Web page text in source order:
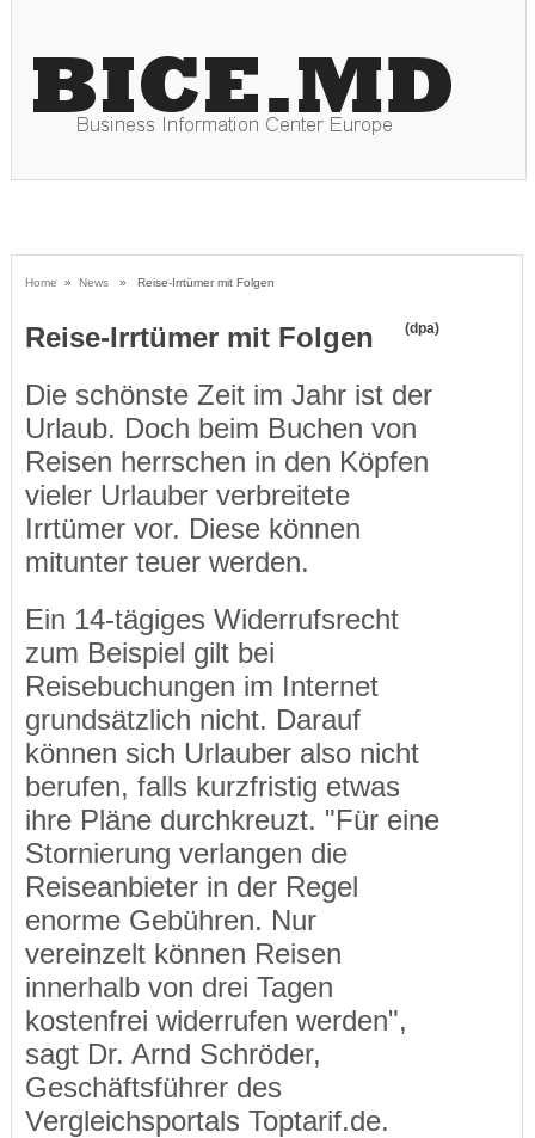
Home » News» Reise-Irrtümer mit Folgen
Reise-Irrtümer mit Folgen (dpa)
Die schönste Zeit im Jahr ist der
Urlaub. Doch beim Buchen von
Reisen herrschen in den Köpfen
vieler Urlauber verbreitete
Irrtümer vor. Diese können
mitunter teuer werden.
Ein 14-tägiges Widerrufsrecht
zum Beispiel gilt bei
Reisebuchungen im Internet
grundsätzlich nicht. Darauf
können sich Urlauber also nicht
berufen, falls kurzfristig etwas
ihre Pläne durchkreuzt. "Für eine
Stornierung verlangen die
Reiseanbieter in der Regel
enorme Gebühren. Nur
vereinzelt können Reisen
innerhalb von drei Tagen
kostenfrei widerrufen werden",
sagt Dr. Arnd Schröder,
Geschäftsführer des
Vergleichsportals Toptarif.de.